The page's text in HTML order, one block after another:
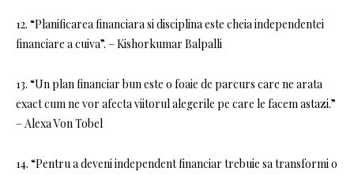
12. “Planificarea financiara si disciplina este cheia independentei
financiare a cuiva”. – Kishorkumar Balpalli
13. “Un plan financiar bun este o foaie de parcurs care ne arata
exact cum ne vor afecta viitorul alegerile pe care le facem astazi.”
– Alexa Von Tobel
14. “Pentru a deveni independent financiar trebuie sa transformi o